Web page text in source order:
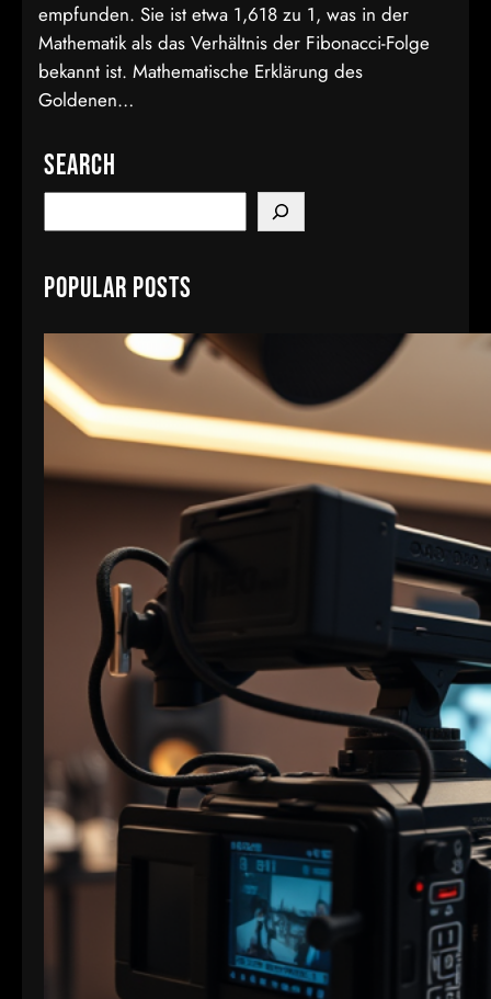
empfunden. Sie ist etwa 1,618 zu 1, was in der
Mathematik als das Verhältnis der Fibonacci-Folge
bekannt ist. Mathematische Erklärung des
Goldenen…
Search
e
r
h
Popular Posts